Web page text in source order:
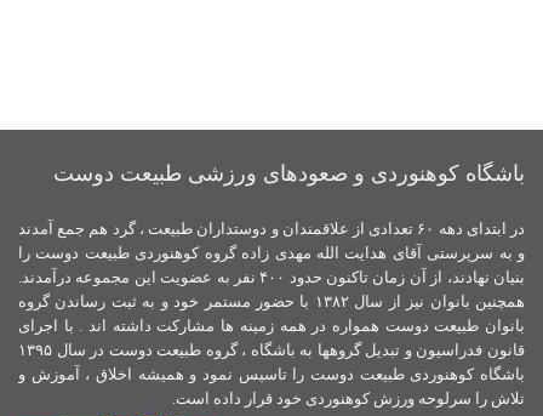
باشگاه کوهنوردی و صعودهای ورزشی طبیعت دوست
در ابتدای دهه ۶۰ تعدادی از علاقمندان و دوستداران طبیعت ، گرد هم جمع آمدند
و به سرپرستی آقای هدایت الله مهدی زاده گروه کوهنوردی طبیعت دوست را
بنیان نهادند، از آن زمان تاکنون حدود ۴۰۰ نفر به عضویت این مجموعه درآمدند.
همچنین بانوان نیز از سال ۱۳۸۲ با حضور مستمر خود و به ثبت رساندن گروه
بانوان طبیعت دوست همواره در همه زمینه ها مشارکت داشته اند . با اجرای
قانون فدراسیون و تبدیل گروهها به باشگاه ، گروه طبیعت دوست در سال ۱۳۹۵
باشگاه کوهنوردی طبیعت دوست را تاسیس نمود و همیشه اخلاق ، آموزش و
تلاش را سرلوحه ورزش کوهنوردی خود قرار داده است.